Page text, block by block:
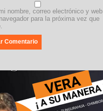
nombre, correo electrónico y web
para la próxima vez que